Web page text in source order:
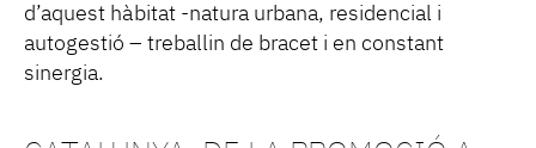
d’aquest hàbitat -natura urbana, residencial i
autogestió – treballin de bracet i en constant
sinergia.